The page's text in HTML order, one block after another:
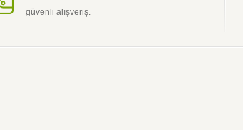
güvenli alışveriş.